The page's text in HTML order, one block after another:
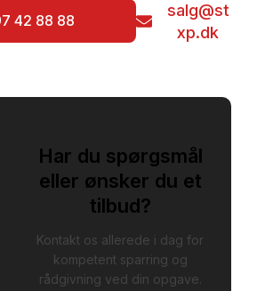
42 88 88
salg@st
xp.dk
Har du spørgsmål
eller ønsker du et
tilbud?
Kontakt os allerede i dag for
kompetent sparring og
rådgivning ved din opgave.